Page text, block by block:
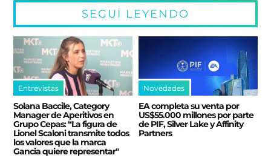
SEGUÍ LEYENDO
Entrevistas
Solana Baccile, Category
Manager de Aperitivos en
Grupo Cepas: “La figura de
Lionel Scaloni transmite todos
los valores que la marca
Gancia quiere representar"
Novedades
EA completa su venta por
US$55.000 millones por parte
de PIF, Silver Lake y Affinity
Partners